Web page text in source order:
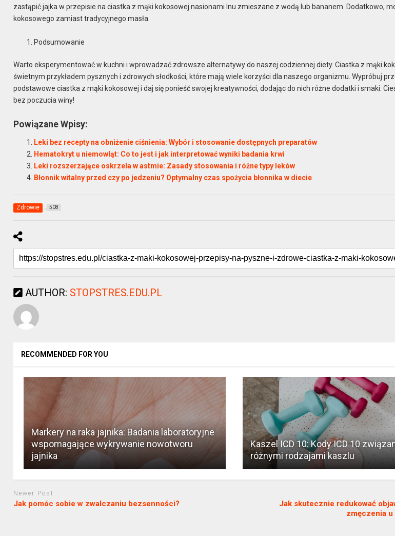
zastąpić jajka w przepisie na ciastka z mąki kokosowej nasionami lnu zmieszane z wodą lub bananem. Dodatkowo,
kokosowego zamiast tradycyjnego masła.
Podsumowanie
Warto eksperymentować w kuchni i wprowadzać zdrowsze alternatywy do naszej codziennej diety. Ciastka z mąki
świetnym przykładem pysznych i zdrowych słodkości, które mają wiele korzyści dla naszego organizmu. Wypróbuj
podstawowe ciastka z mąki kokosowej i daj się ponieść swojej kreatywności, dodając do nich różne dodatki i smaki.
bez poczucia winy!
Powiązane Wpisy:
Leki bez recepty na obniżenie ciśnienia: Wybór i stosowanie dostępnych preparatów
Hematokryt u niemowląt: Co to jest i jak interpretować wyniki badania krwi
Leki rozszerzające oskrzela w astmie: Zasady stosowania i różne typy leków
Błonnik witalny przed czy po jedzeniu? Optymalny czas spożycia błonnika w diecie
Zdrowie 508
AUTHOR: STOPSTRES.EDU.PL
RECOMMENDED FOR YOU
Markery na raka jajnika: Badania laboratoryjne
wspomagające wykrywanie nowotworu
jajnika
Kaszel ICD 10: Kody ICD 10
różnymi rodzajami kaszlu
Newer Post
Jak pomóc sobie w zwalczaniu bezsenności?
Jak skutecznie redukować
zmęczenia